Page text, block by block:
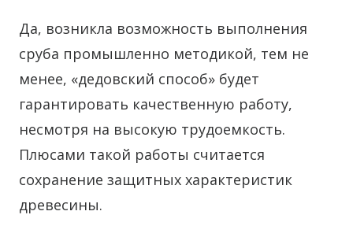
Да, возникла возможность выполнения
сруба промышленно методикой, тем не
менее, «дедовский способ» будет
гарантировать качественную работу,
несмотря на высокую трудоемкость.
Плюсами такой работы считается
сохранение защитных характеристик
древесины.